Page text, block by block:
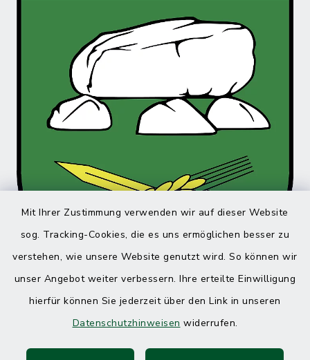
Mit Ihrer Zustimmung verwenden wir auf dieser Website
sog. Tracking-Cookies, die es uns ermöglichen besser zu
verstehen, wie unsere Website genutzt wird. So können wir
unser Angebot weiter verbessern. Ihre erteilte Einwilligung
hierfür können Sie jederzeit über den Link in unseren
Datenschutzhinweisen widerrufen.